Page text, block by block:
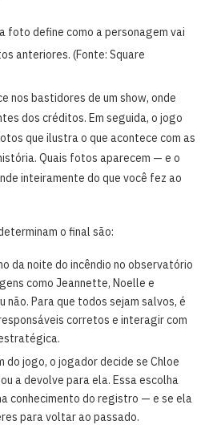
foto define como a personagem vai
anteriores. (Fonte: Square
nos bastidores de um show, onde
dos créditos. Em seguida, o jogo
que ilustra o que acontece com as
Quais fotos aparecem — e o
inteiramente do que você fez ao
o final são:
da noite do incêndio no observatório
como Jeannette, Noelle e
não. Para que todos sejam salvos, é
corretos e interagir com
do jogo, o jogador decide se Chloe
a devolve para ela. Essa escolha
conhecimento do registro — e se ela
para voltar ao passado.